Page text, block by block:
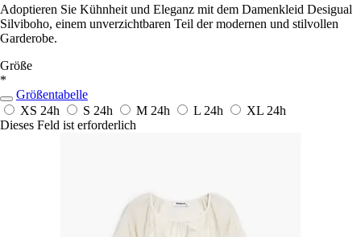
Adoptieren Sie Kühnheit und Eleganz mit dem Damenkleid Desigual
Silviboho, einem unverzichtbaren Teil der modernen und stilvollen
Garderobe.
Größe
*
Größentabelle
XS 24h S 24h M 24h L 24h XL 24h
Dieses Feld ist erforderlich